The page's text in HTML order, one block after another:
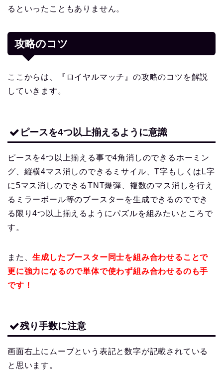
るといったこともありません。
攻略のコツ
ここからは、『ロイヤルマッチ』の攻略のコツを解説
していきます。
ピースを4つ以上揃えるように意識
ピースを4つ以上揃える事で4角消しのできるホーミン
グ、縦横4マス消しのできるミサイル、T字もしくはL字
に5マス消しのできるTNT爆弾、複数のマス消しを行え
るミラーボール等のブースターを生成できるのででき
る限り4つ以上揃えるようにパズルを組みたいところで
す。
また、生成したブースター同士を組み合わせることで
更に強力になるので単体で使わず組み合わせるのも手
です！
残り手数に注意
画面右上にムーブという表記と数字が記載されている
と思います。